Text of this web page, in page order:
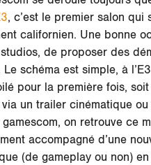
, c’est le premier salon qui
californien. Une bonne
de proposer des
Le schéma est simple, à
pour la première fois,
via un trailer cinématique
on retrouve ce
accompagné d’une
(de gameplay ou non)